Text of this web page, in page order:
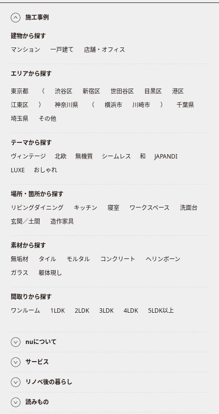
施工事例
建物から探す
マンション
一戸建て 店舗・オフィス
エリアから探す
東京都 （ 渋谷区 新宿区 世田谷区 目黒区
港区
江東区
） 神奈川県 （ 横浜市 川崎市 ）
千葉県
埼玉県
その他
テーマから探す
ヴィンテージ
北欧 無機質 シームレス 和
JAPANDI
LUXE
おしゃれ
場所・箇所から探す
リビングダイニング
キッチン 寝室 ワークスペース
洗面台
玄関／土間
造作家具
素材から探す
無垢材
タイル モルタル コンクリート
ヘリンボーン
ガラス
躯体現し
間取りから探す
ワンルーム
1LDK 2LDK 3LDK 4LDK 5LDK以上
nuについて
サービス
リノベ後の暮らし
読みもの